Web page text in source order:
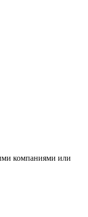
компаниями или